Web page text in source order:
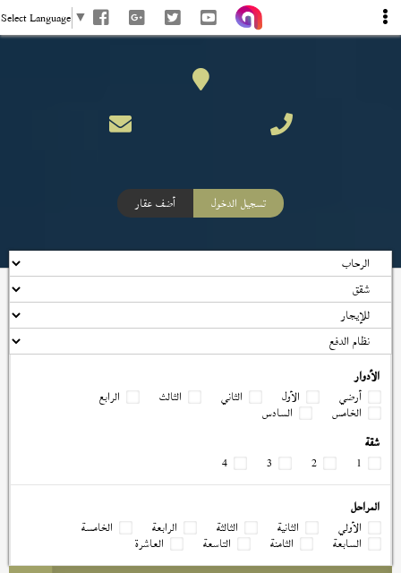
Select Language ▼
تسجيل الدخول أضف عقار
الأدوار
أرضي
الأول الثاني الثالث الرابع
الخامس
السادس
شقة
1
2
3
4
المراحل
الأولي
الثانية الثالثة الرابعة الخامسة
السابعة الثامنة التاسعة العاشرة